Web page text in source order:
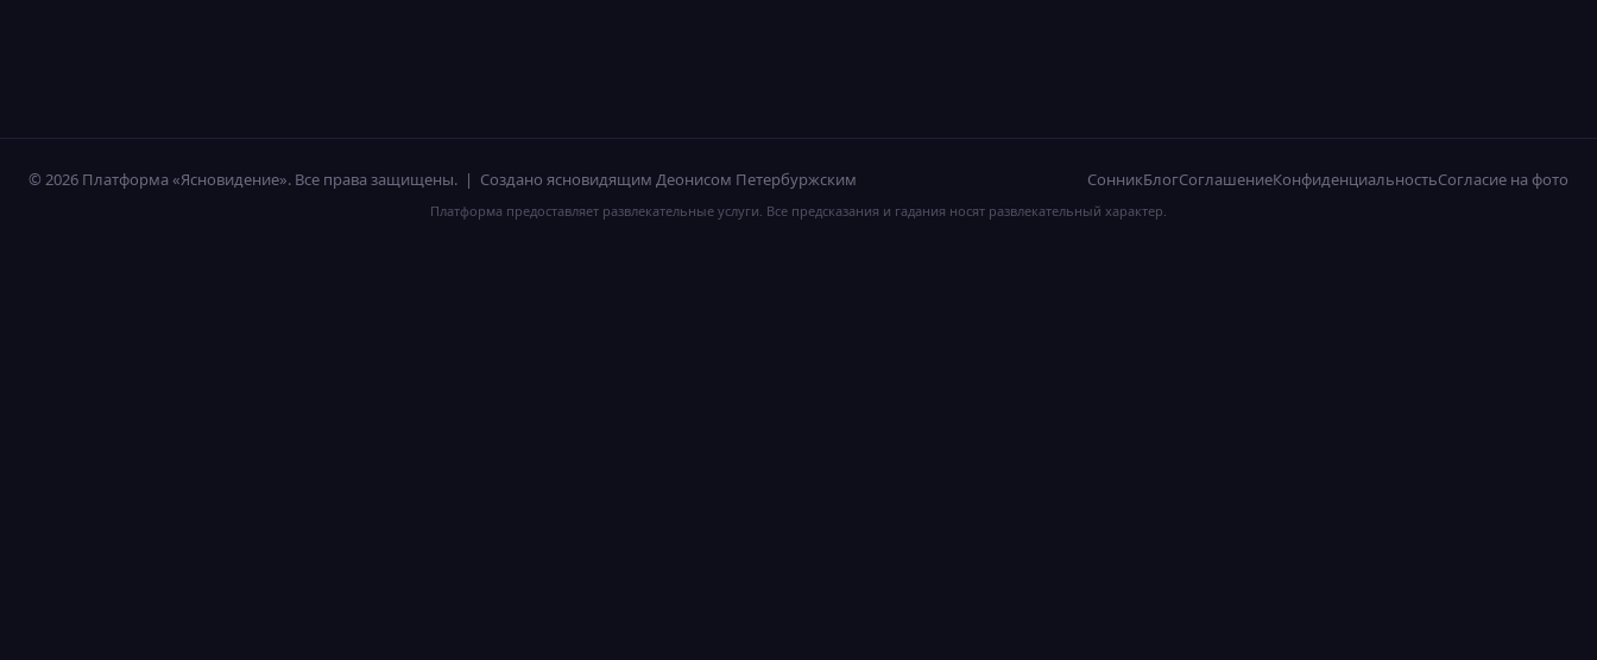
© 2026 Платформа «Ясновидение». Все права защищены. | Создано ясновидящим Деонисом Петербуржским СонникБлогСоглашениеКонфиденциальностьСогласие на фото
Платформа предоставляет развлекательные услуги. Все предсказания и гадания носят развлекательный характер.